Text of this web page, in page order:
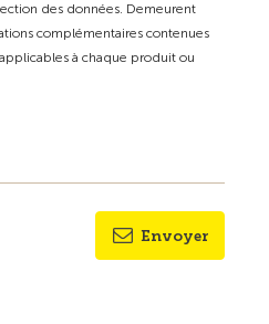
des données. Demeurent
complémentaires contenues
à chaque produit ou
Envoyer